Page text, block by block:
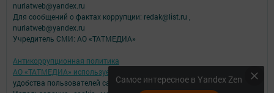
Самое интересное в Yandex Zen
nurlatweb@yandex.ru
Для сообщений о фактах коррупции: redak@list.ru ,
nurlatweb@yandex.ru
Учредитель СМИ: АО «ТАТМЕДИА»
Антикоррупционная политика
АО «ТАТМЕДИА» использует «cookie»
для персонализации сервисов и
удобства пользователей сайтом.